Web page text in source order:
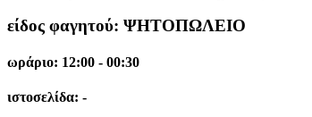
είδος φαγητού: ΨΗΤΟΠΩΛΕΙΟ
ωράριο: 12:00 - 00:30
ιστοσελίδα: -